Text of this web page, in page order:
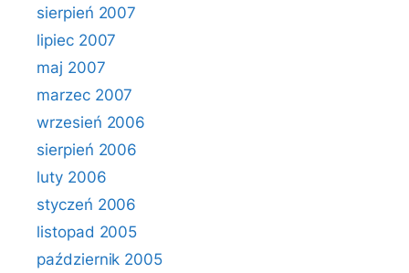
sierpień 2007
lipiec 2007
maj 2007
marzec 2007
wrzesień 2006
sierpień 2006
luty 2006
styczeń 2006
listopad 2005
październik 2005